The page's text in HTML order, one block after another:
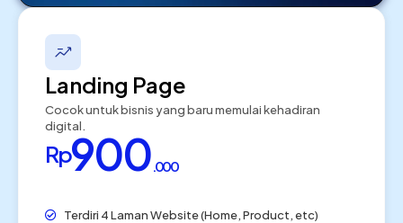
Landing Page
Cocok untuk bisnis yang baru memulai kehadiran
digital.
Rp900.000
Terdiri 4 Laman Website (Home, Product, etc)